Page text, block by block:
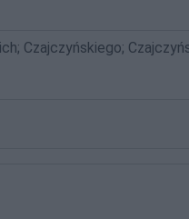
Czajczyńskiego;